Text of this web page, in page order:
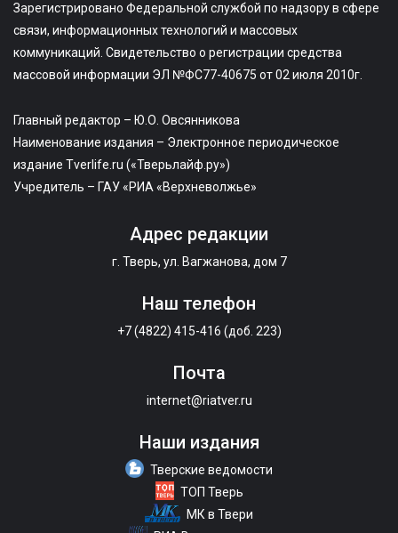
Зарегистрировано Федеральной службой по надзору в сфере
связи, информационных технологий и массовых
коммуникаций. Свидетельство о регистрации средства
массовой информации ЭЛ №ФС77-40675 от 02 июля 2010г.
Главный редактор – Ю.О. Овсянникова
Наименование издания – Электронное периодическое
издание Tverlife.ru («Тверьлайф.ру»)
Учредитель – ГАУ «РИА «Верхневолжье»
Адрес редакции
г. Тверь, ул. Вагжанова, дом 7
Наш телефон
+7 (4822) 415-416 (доб. 223)
Почта
internet@riatver.ru
Наши издания
Тверские ведомости
ТОП Тверь
МК в Твери